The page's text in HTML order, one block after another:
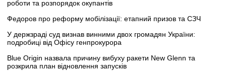
роботи та розпорядок окупантів
Федоров про реформу мобілізації: етапний призов та СЗЧ
У держзраді суд визнав винними двох громадян України:
подробиці від Офісу генпрокурора
Blue Origin назвала причину вибуху ракети New Glenn та
розкрила план відновлення запусків